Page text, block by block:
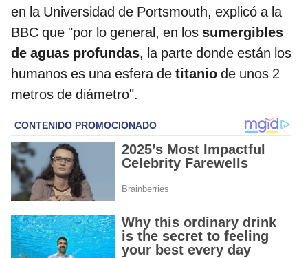
en la Universidad de Portsmouth, explicó a la
BBC que "por lo general, en los sumergibles
de aguas profundas, la parte donde están los
humanos es una esfera de titanio de unos 2
metros de diámetro".